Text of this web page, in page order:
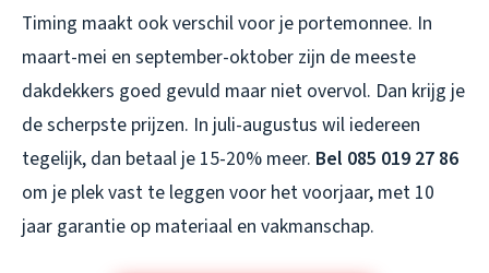
Timing maakt ook verschil voor je portemonnee. In
maart-mei en september-oktober zijn de meeste
dakdekkers goed gevuld maar niet overvol. Dan krijg je
de scherpste prijzen. In juli-augustus wil iedereen
tegelijk, dan betaal je 15-20% meer. Bel 085 019 27 86
om je plek vast te leggen voor het voorjaar, met 10
jaar garantie op materiaal en vakmanschap.